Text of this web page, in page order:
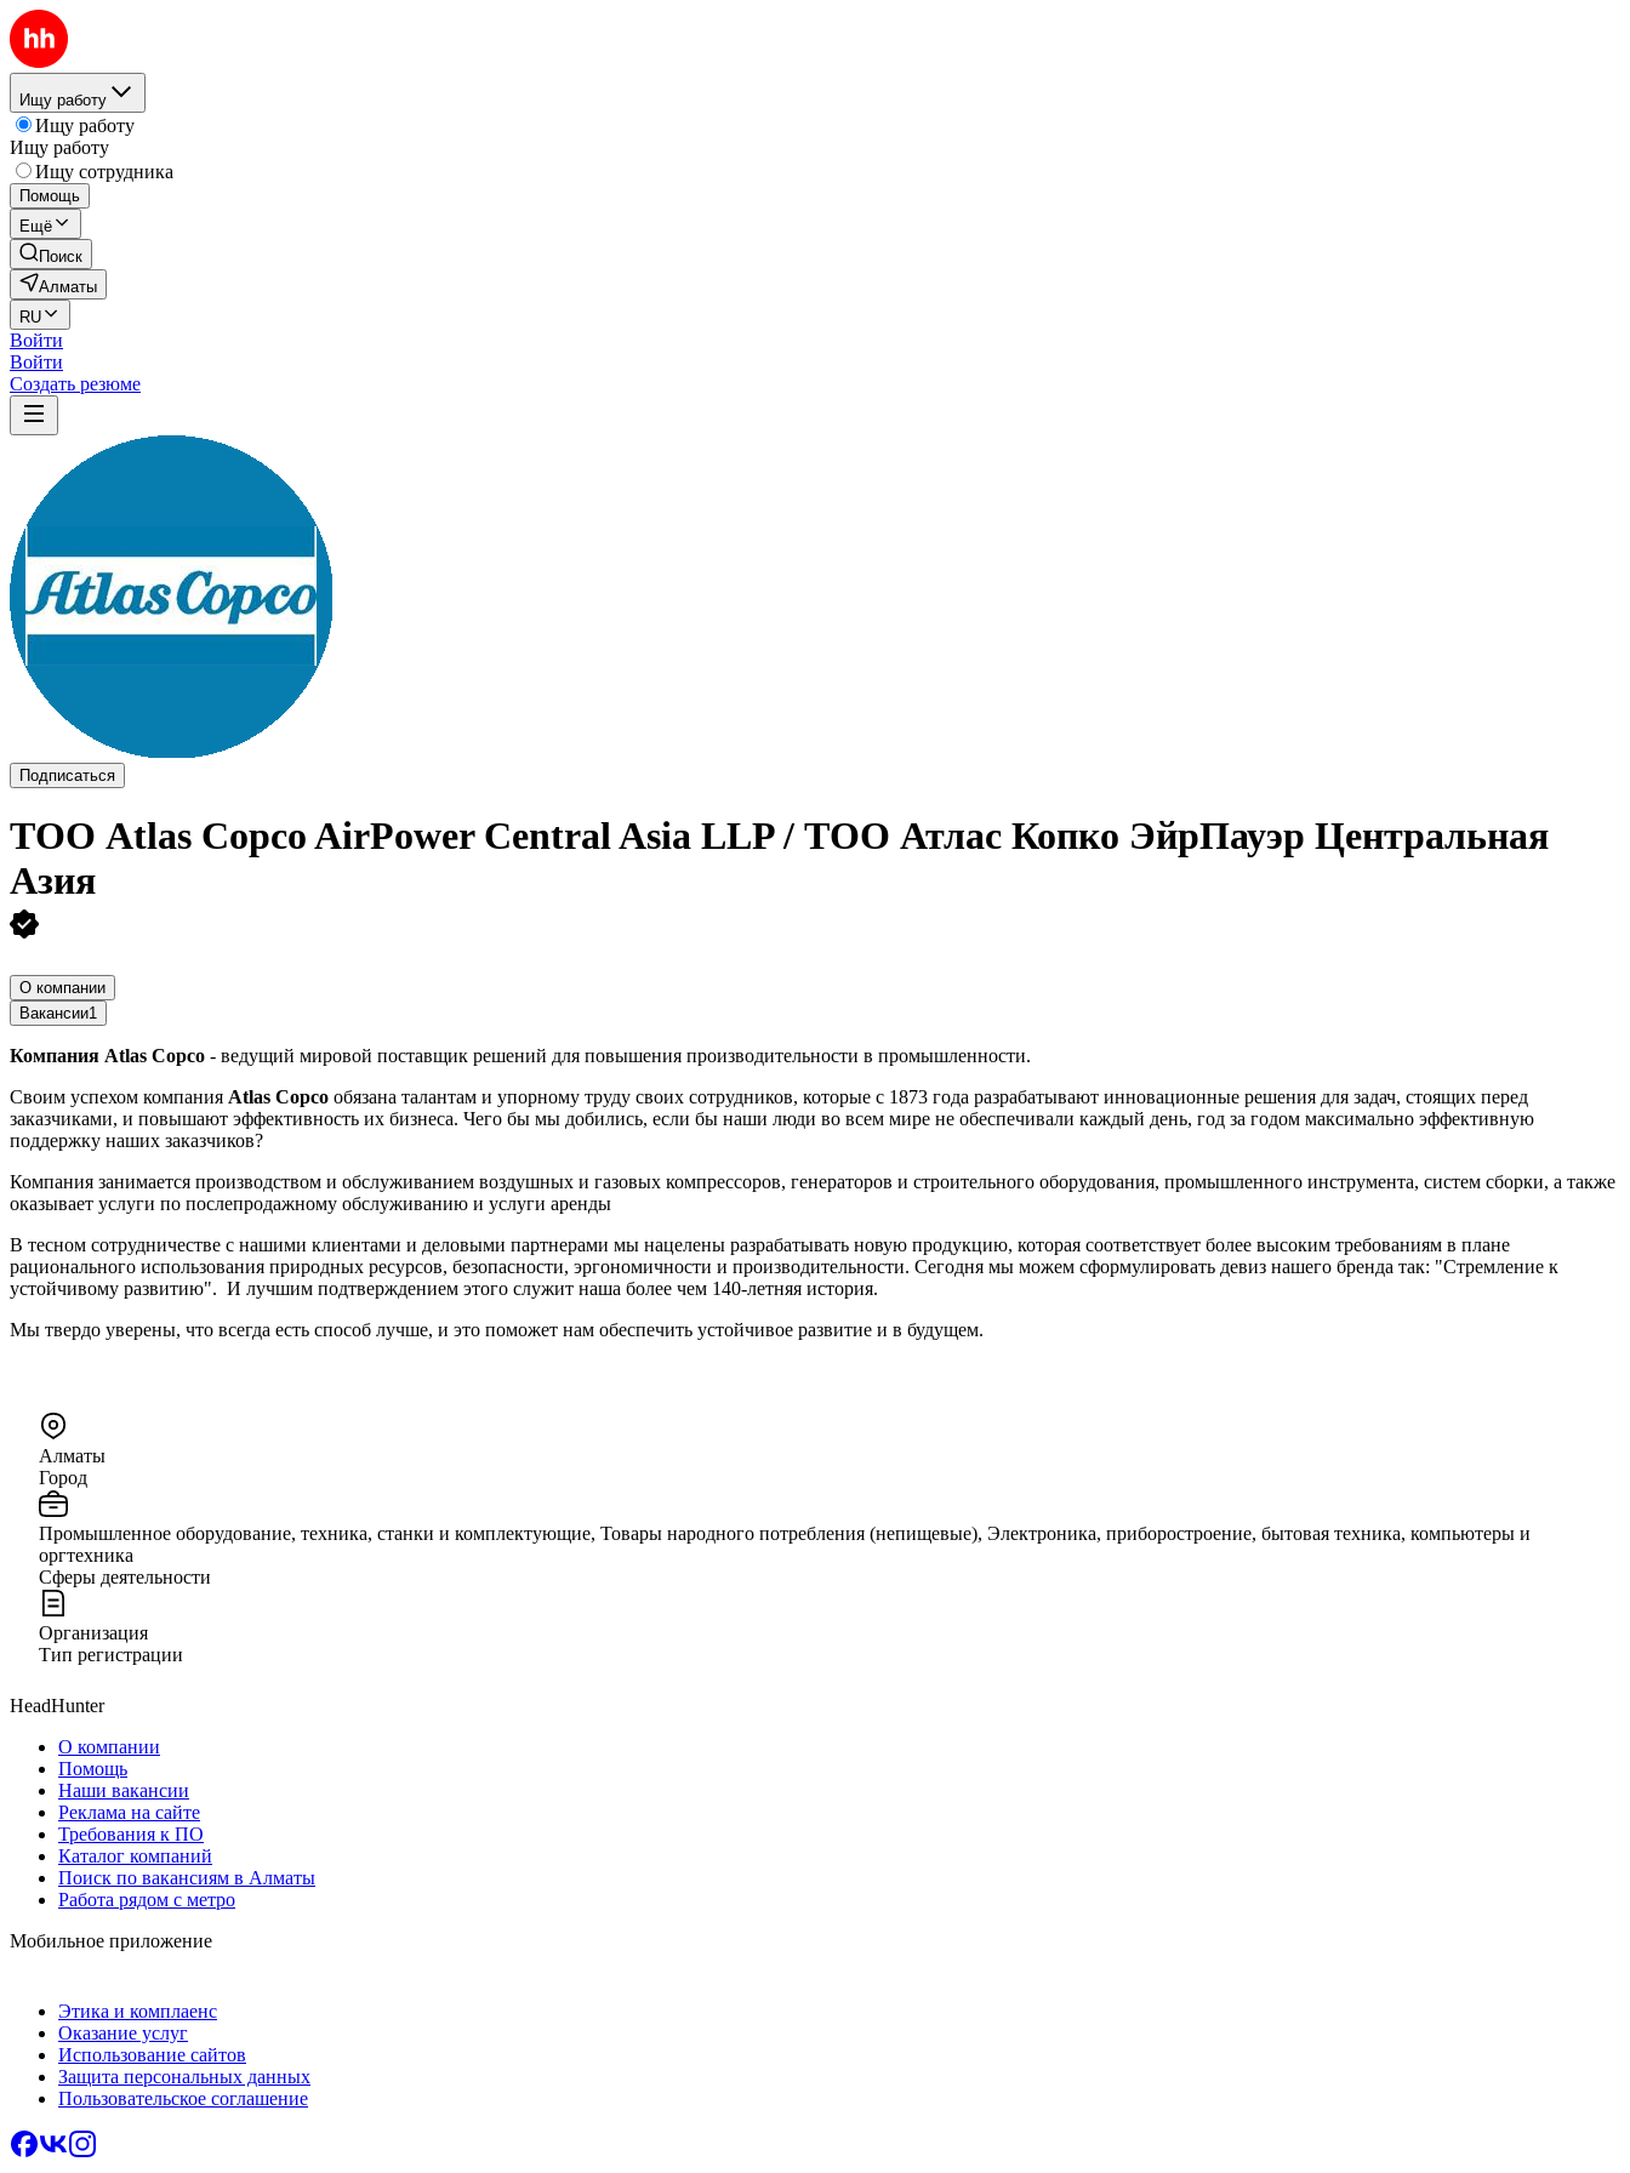
Ищу работу
Ищу работу
Ищу работу
Ищу сотрудника
Помощь
Ещё
Поиск
Алматы
RU
Войти
Войти
Создать резюме
Подписаться
ТОО Atlas Copco AirPower Central Asia LLP / ТОО Атлас Копко ЭйрПауэр Центральная
Азия
О компании
Вакансии1
Компания Atlas Copco - ведущий мировой поставщик решений для повышения производительности в промышленности.
Своим успехом компания Atlas Copco обязана талантам и упорному труду своих сотрудников, которые с 1873 года разрабатывают инновационные решения для задач, стоящих перед
заказчиками, и повышают эффективность их бизнеса. Чего бы мы добились, если бы наши люди во всем мире не обеспечивали каждый день, год за годом максимально эффективную
поддержку наших заказчиков?
Компания занимается производством и обслуживанием воздушных и газовых компрессоров, генераторов и строительного оборудования, промышленного инструмента, систем сборки, а также
оказывает услуги по послепродажному обслуживанию и услуги аренды
В тесном сотрудничестве с нашими клиентами и деловыми партнерами мы нацелены разрабатывать новую продукцию, которая соответствует более высоким требованиям в плане
рационального использования природных ресурсов, безопасности, эргономичности и производительности. Сегодня мы можем сформулировать девиз нашего бренда так: "Стремление к
устойчивому развитию". И лучшим подтверждением этого служит наша более чем 140-летняя история.
Мы твердо уверены, что всегда есть способ лучше, и это поможет нам обеспечить устойчивое развитие и в будущем.
Алматы
Город
Промышленное оборудование, техника, станки и комплектующие, Товары народного потребления (непищевые), Электроника, приборостроение, бытовая техника, компьютеры и
оргтехника
Сферы деятельности
Организация
Тип регистрации
HeadHunter
О компании
Помощь
Наши вакансии
Реклама на сайте
Требования к ПО
Каталог компаний
Поиск по вакансиям в Алматы
Работа рядом с метро
Мобильное приложение
Этика и комплаенс
Оказание услуг
Использование сайтов
Защита персональных данных
Пользовательское соглашение